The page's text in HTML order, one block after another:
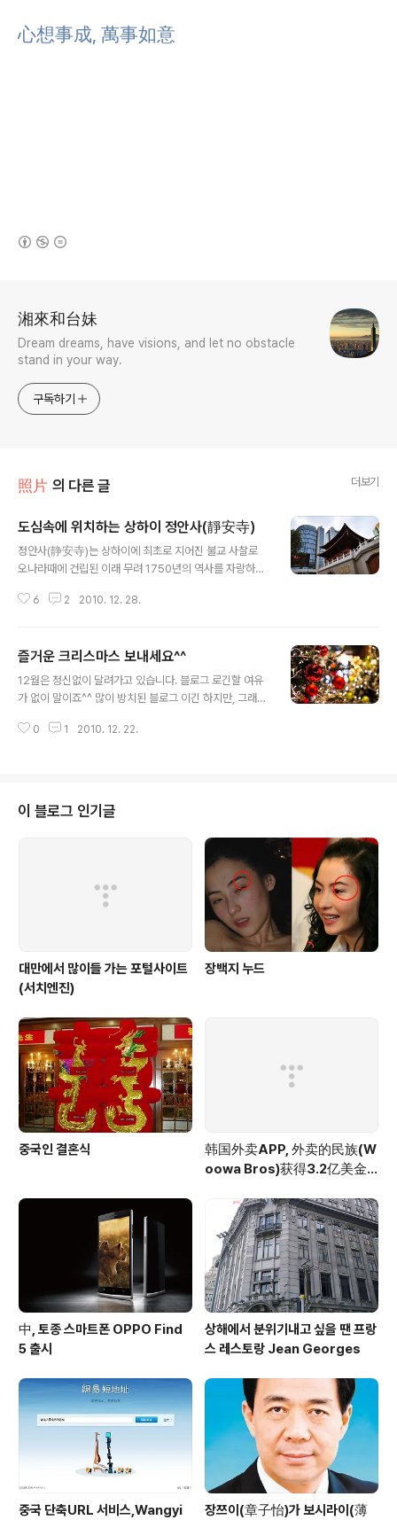
心想事成, 萬事如意
湘來和台妹
Dream dreams, have visions, and let no obstacle
stand in your way.
구독하기
照片 의 다른 글 더보기
도심속에 위치하는 상하이 정안사(靜安寺)
정안사(静安寺)는 상하이에 최초로 지어진 불교 사찰로
오나라때에 건립된 이래 무려 1750년의 역사를 자랑하는
손권 적오 10년(247년) 정안사가 서역의 강승(康僧会)회
종의 원년 1008년에 지금의 정안사가 되었으며, 남송의
가정 9년 (1216년)에 주지는 홍수에 시달리는 절을 현재
의 장소에 옮겼다． 원나라 시대에는 향화가 끊임없이 이
용천 등)이라고 명명되고 널리 알려지게 되었다. 절의 정문
6 2 2010. 12. 28.
즐거운 크리스마스 보내세요^^
12월은 정신없이 달려가고 있습니다. 블로그 로긴할 여유
가 없이 말이죠^^ 많이 방치된 블로그 이긴 하지만, 그래도
리 인사드립니다. 주말에는 고향에 잠시 내려가서 또 블로
0 1 2010. 12. 22.
이 블로그 인기글
대만에서 많이들 가는 포털사이트
(서치엔진)
장백지 누드
중국인 결혼식
韩国外卖APP, 外卖的民族(W
oowa Bros)获得3.2亿美金
中, 토종 스마트폰 OPPO Find
5 출시
상해에서 분위기내고 싶을 땐 프랑
스 레스토랑 Jean Georges
중국 단축URL 서비스,Wangyi 장쯔이(章子怡)가 보시라이(薄